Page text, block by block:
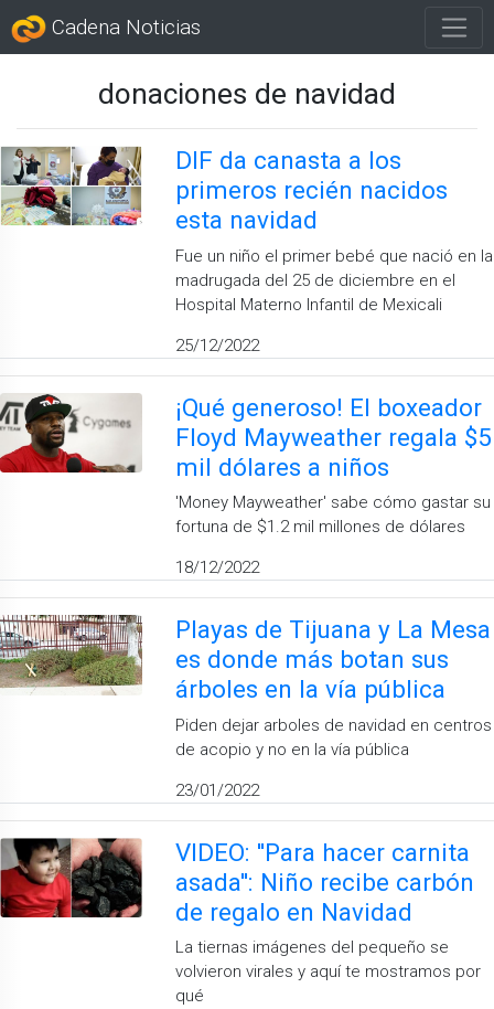
Cadena Noticias
donaciones de navidad
DIF da canasta a los
primeros recién nacidos
esta navidad
Fue un niño el primer bebé que nació en la
madrugada del 25 de diciembre en el
Hospital Materno Infantil de Mexicali
25/12/2022
¡Qué generoso! El boxeador
Floyd Mayweather regala $5
mil dólares a niños
'Money Mayweather' sabe cómo gastar su
fortuna de $1.2 mil millones de dólares
18/12/2022
Playas de Tijuana y La Mesa
es donde más botan sus
árboles en la vía pública
Piden dejar arboles de navidad en centros
de acopio y no en la vía pública
23/01/2022
VIDEO: ''Para hacer carnita
asada'': Niño recibe carbón
de regalo en Navidad
La tiernas imágenes del pequeño se
volvieron virales y aquí te mostramos por
qué